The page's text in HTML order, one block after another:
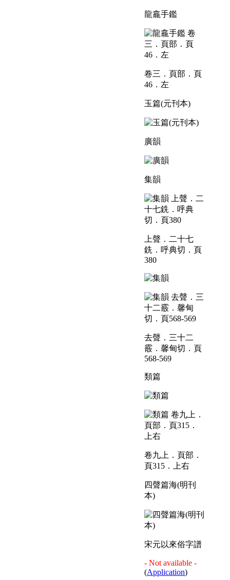
龍龕手鑑
卷三．頁部．頁
46．左
玉篇(元刊本)
廣韻
集韻
上聲．二十七
銑．呼典切．頁
380
去聲．三十二
霰．馨甸切．頁
568-569
類篇
卷九上．頁部．
頁315．上右
四聲篇海(明刊
本)
宋元以來俗字譜
- Not available -
(Application)